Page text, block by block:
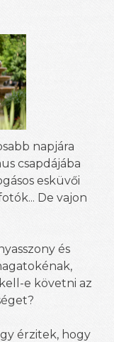
napjára
csapdájába
esküvői
De vajon
és
e követni az
érzitek, hogy